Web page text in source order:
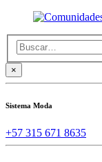
×
Sistema Moda
+57 315 671 8635